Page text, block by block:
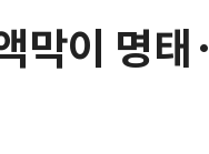
막이 명태·